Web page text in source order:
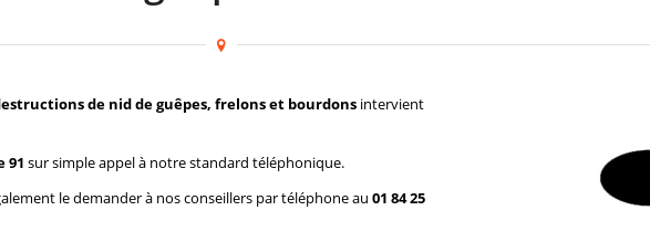
de nid de guêpes, frelons et bourdons intervient
91 sur simple appel à notre standard téléphonique.
le demander à nos conseillers par téléphone au 01 84 25